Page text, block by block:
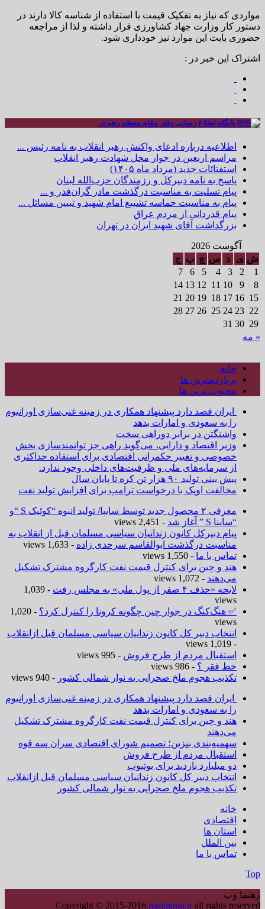
مواردی که نیاز به تفکیک قیمت با استفاده از شناسه کالا دارند در
دستور کار وزارت جهاد کشاورزی قرار داشته و لذا از مراجعه
حضوری بابت این موارد نیز خودداری شود.
اشتراک این خبر در :
پایگاه اطلاع رسانی دفتر مقام معظم رهبری
اطلاعیه درباره ادعای واکنش رهبر انقلاب به نامه رئیس ...
مراسم اربعین در جوار محل شهادت رهبر انقلاب
استفتائات جدید (مرداد ماه ۱۴۰۵)
پاسخ به نامه دبیرکل و رزمندگان حزب‌الله لبنان
پیام تسلیت به مناسبت درگذشت مادر گران‌قدر و ...
پیام به مناسبت حماسه تشییع امام شهید و تبیین مسائل ...
پیام قدردانی از مردم عراق
بزرگداشت آقای شهید ایران در تهران
آگوست 2026
ش ی د س چ پ ج
1
2
3
4
5
6
7
8
9
10
11
12
13
14
15
16
17
18
19
20
21
22
23
24
25
26
27
28
29
30
31
« مه
خانه
پربازدیدترین ها
محبوب ترین ها
ایران قصد دارد پیشنهاد همکاری در زمینه غنی‌سازی اورانیوم
را به سعودی و امارات بدهد
واشنگتن در برابر دوراهی سخت
وزیر اقتصاد و دارایی، می‌گوید راهی جز توانمندسازی بخش
خصوصی و تغییر حکمرانی اقتصادی برای استفاده حداکثری
از سرمایه‌های ملی و ظرفیت‌های داخلی وجود ندارد.
پیش بینی تولید ۹۰ هزار تن کره تا پایان سال
مخالفت اوپک با درخواست ترامپ برای افزایش تولید نفت
معرفی ۲ محصول جدید توسط سایپا/ تولید انبوه “کوئیک S “و
“ساینا S ” آغاز شد
- 2,451 views
پیام دبیرکل کانون زندانیان سیاسی مسلمان قبل از انقلاب به
مناسبت درگذشت ابوالقاسم سرحدی زاده - 1,633 views
تماس با ما - 1,550 views
هند و چین برای کنترل قیمت نفت کارگروه مشترک تشکیل
می‌دهند - 1,072 views
لایحه «حذف ۴ صفر از پول ملی» به مجلس رفت
- 1,039
views
✅ هنگ‌کنگ در جوار چین چگونه کرونا را کنترل کرد؟
- 1,020
views
انتخاب دبیر کل کانون زندانیان سیاسی مسلمان قبل ازانقلاب
- 1,019 views
استقبال مردم از طرح فروش - 995 views
خط فقر ؟ - 986 views
تکذیب هجوم ملخ صحرایی به نوار شمالی کشور - 940 views
ایران قصد دارد پیشنهاد همکاری در زمینه غنی‌سازی اورانیوم
را به سعودی و امارات بدهد
هند و چین برای کنترل قیمت نفت کارگروه مشترک تشکیل
می‌دهند
سهمیه‌بندی بنزین؛ تصمیم شورای اقتصادی سران سه قوه
استقبال مردم از طرح فروش
دو میلیارد بازدید برای یوتیوب
انتخاب دبیر کل کانون زندانیان سیاسی مسلمان قبل ازانقلاب
تکذیب هجوم ملخ صحرایی به نوار شمالی کشور
خانه
اقتصادی
استان ها
بین الملل
تماس با ما
Top
رهنما وب
Copyright © 2015-2016 nasimiran.irall rights reserved